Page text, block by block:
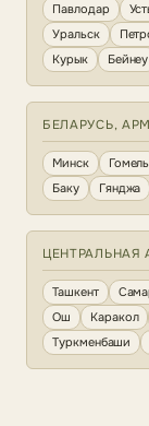
Павлодар
Уральск
Курык
Бейнеу
БЕЛАРУСЬ,
Минск Гомель
Баку
Гянджа
ЦЕНТРАЛЬНАЯ
Ташкент
Ош
Каракол
Туркменбаши